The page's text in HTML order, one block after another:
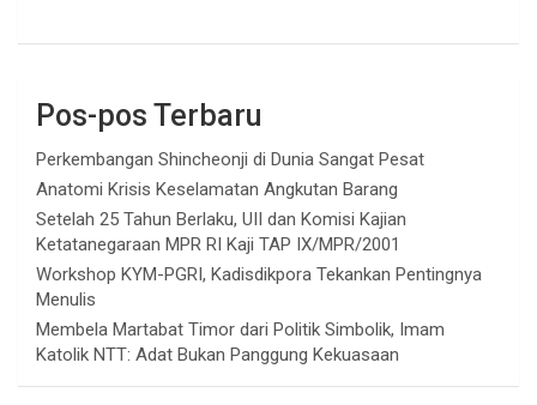
Pos-pos Terbaru
Perkembangan Shincheonji di Dunia Sangat Pesat
Anatomi Krisis Keselamatan Angkutan Barang
Setelah 25 Tahun Berlaku, UII dan Komisi Kajian
Ketatanegaraan MPR RI Kaji TAP IX/MPR/2001
Workshop KYM-PGRI, Kadisdikpora Tekankan Pentingnya
Menulis
Membela Martabat Timor dari Politik Simbolik, Imam
Katolik NTT: Adat Bukan Panggung Kekuasaan